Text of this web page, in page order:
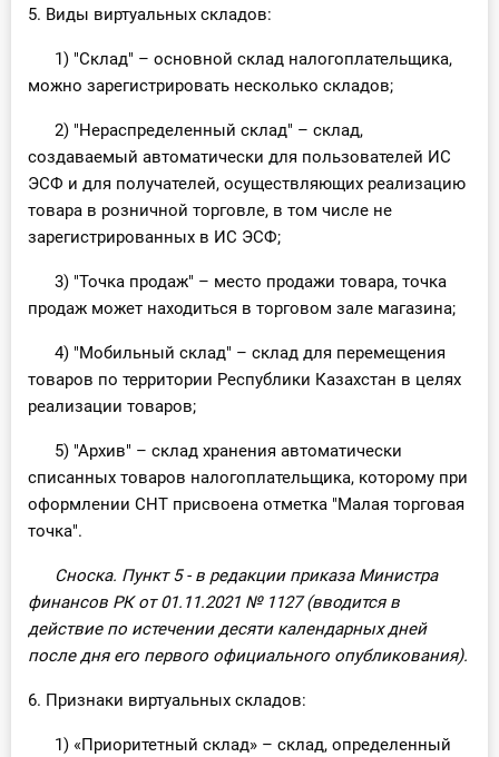
5. Виды виртуальных складов:
1) "Склад" – основной склад налогоплательщика,
можно зарегистрировать несколько складов;
2) "Нераспределенный склад" – склад,
создаваемый автоматически для пользователей ИС
ЭСФ и для получателей, осуществляющих реализацию
товара в розничной торговле, в том числе не
зарегистрированных в ИС ЭСФ;
3) "Точка продаж" – место продажи товара, точка
продаж может находиться в торговом зале магазина;
4) "Мобильный склад" – склад для перемещения
товаров по территории Республики Казахстан в целях
реализации товаров;
5) "Архив" – склад хранения автоматически
списанных товаров налогоплательщика, которому при
оформлении СНТ присвоена отметка "Малая торговая
точка".
Сноска. Пункт 5 - в редакции приказа Министра
финансов РК от 01.11.2021 № 1127(вводится в
действие по истечении десяти календарных дней
после дня его первого официального опубликования).
6. Признаки виртуальных складов:
1) «Приоритетный склад» – склад, определенный